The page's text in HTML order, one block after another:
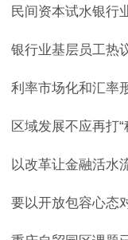
民间资本试水银行
银行业基层员工热
利率市场化和汇率
区域发展不应再打“
以改革让金融活水
要以开放包容心态